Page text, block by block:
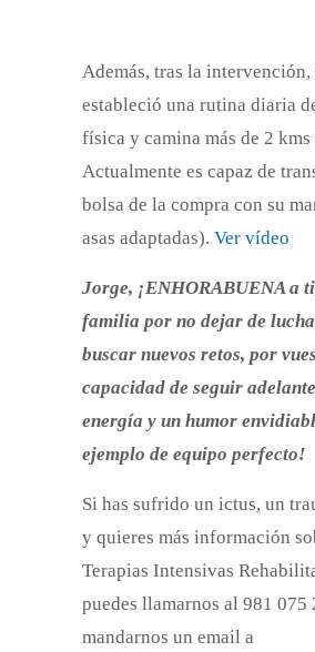
Además, tras la intervención,
estableció una rutina diaria
física y camina más de 2
Actualmente es capaz de
bolsa de la compra con su
asas adaptadas). Ver vídeo
Jorge, ¡ENHORABUENA a
familia por no dejar de
buscar nuevos retos, por
capacidad de seguir
energía y un humor
ejemplo de equipo perfecto!
Si has sufrido un ictus, un
y quieres más información
Terapias Intensivas
puedes llamarnos al 981 075
mandarnos un email a